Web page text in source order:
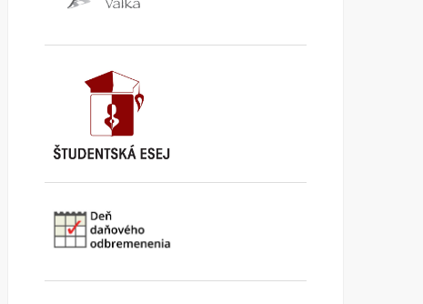
kedy už pracujeme pre
seba